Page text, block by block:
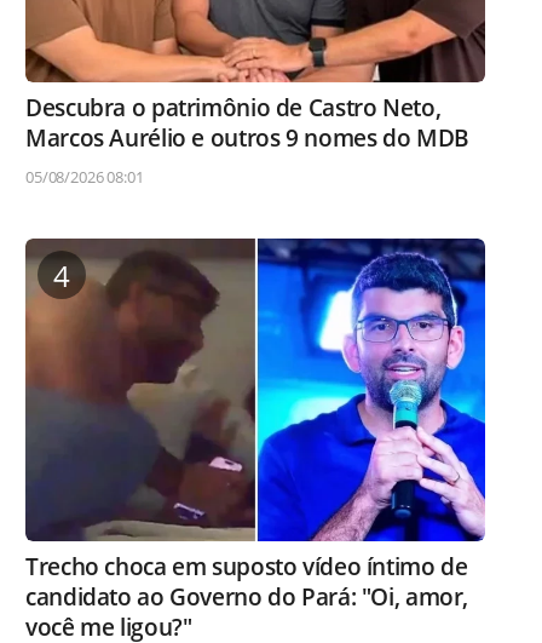
Descubra o patrimônio de Castro Neto,
Marcos Aurélio e outros 9 nomes do MDB
05/08/2026 08:01
4
Trecho choca em suposto vídeo íntimo de
candidato ao Governo do Pará: "Oi, amor,
você me ligou?"